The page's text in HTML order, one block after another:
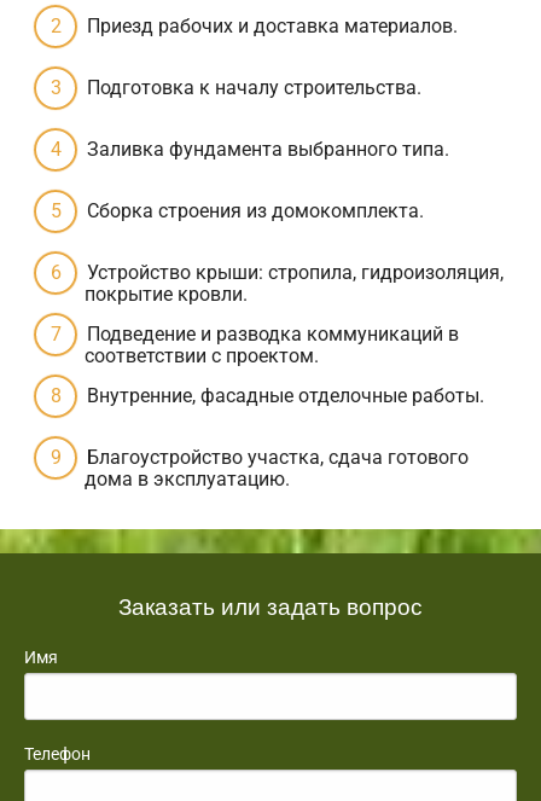
Приезд рабочих и доставка материалов.
Подготовка к началу строительства.
Заливка фундамента выбранного типа.
Сборка строения из домокомплекта.
Устройство крыши: стропила, гидроизоляция,
покрытие кровли.
Подведение и разводка коммуникаций в
соответствии с проектом.
Внутренние, фасадные отделочные работы.
Благоустройство участка, сдача готового
дома в эксплуатацию.
Заказать или задать вопрос
Имя
Телефон